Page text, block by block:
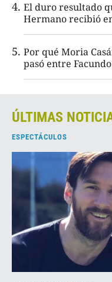
El duro resultado
Hermano recibió
Por qué Moria
pasó entre
ÚLTIMAS
ESPECTÁCULOS